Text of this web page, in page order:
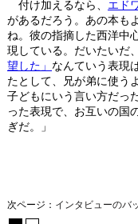
付け加えるなら、 エド
があるだろう。あの本も
ね。彼の指摘した西洋中
現している。だいたいだ
望した」 なんていう表現
たとして、兄が弟に使う
子どもにいう言い方だっ
った表現で、お互いの国
ぎだ。」
次ページ： インタビューのバ